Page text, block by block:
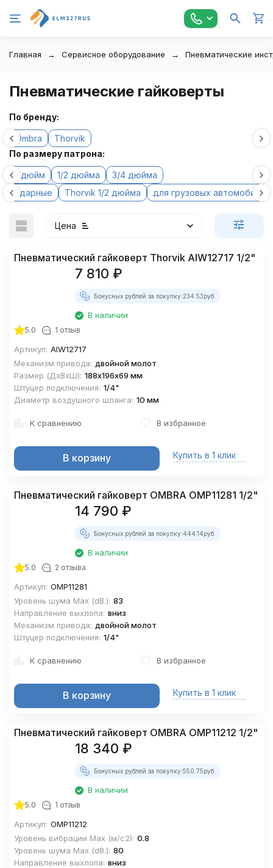
Главная Сервисное оборудование Пневматические
Пневматические гайковерты
По бренду:
Ombra
Thorvik
По размеру патрона:
1 дюйм 1/2 дюйма
3/4 дюйма
ударные
Thorvik 1/2 дюйма для грузовых автомобилей
Цена
покупателей
Пневматический гайковерт Thorvik AIW12717 1/2"
7 810 ₽
Бонусных рублей за покупку:234.53руб.
В наличии
5.0 1 отзыв
Артикул: AIW12717
Механизм привода: двойной молот
Размер (ДхВхШ): 188х196х69 мм
Штуцер подключения: 1/4"
Диаметр воздушного шланга: 10 мм
К сравнению В избранное
В корзину Купить в 1 клик
Пневматический гайковерт OMBRA OMP11281 1/2"
14 790 ₽
Бонусных рублей за покупку:444.14руб.
В наличии
5.0 2 отзыва
Артикул: OMP11281
Уровень шума Maх (dВ.): 83
Направление выхлопа: вниз
Механизм привода: двойной молот
Штуцер подключения: 1/4"
К сравнению В избранное
В корзину Купить в 1 клик
Пневматический гайковерт OMBRA OMP11212 1/2"
18 340 ₽
Бонусных рублей за покупку:550.75руб.
В наличии
5.0 1 отзыв
Артикул: OMP11212
Уровень вибрации Mах (м/с2): 0.8
Уровень шума Maх (dВ.): 80
Направление выхлопа: вниз